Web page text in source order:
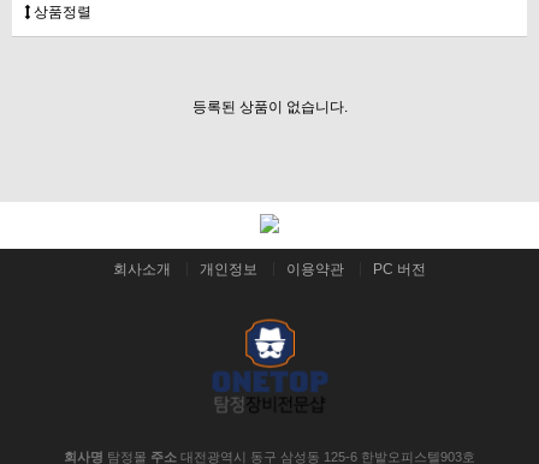
상품정렬
등록된 상품이 없습니다.
회사소개 개인정보 이용약관 PC 버전
회사명 탐정몰 주소 대전광역시 동구 삼성동 125-6 한밭오피스텔903호